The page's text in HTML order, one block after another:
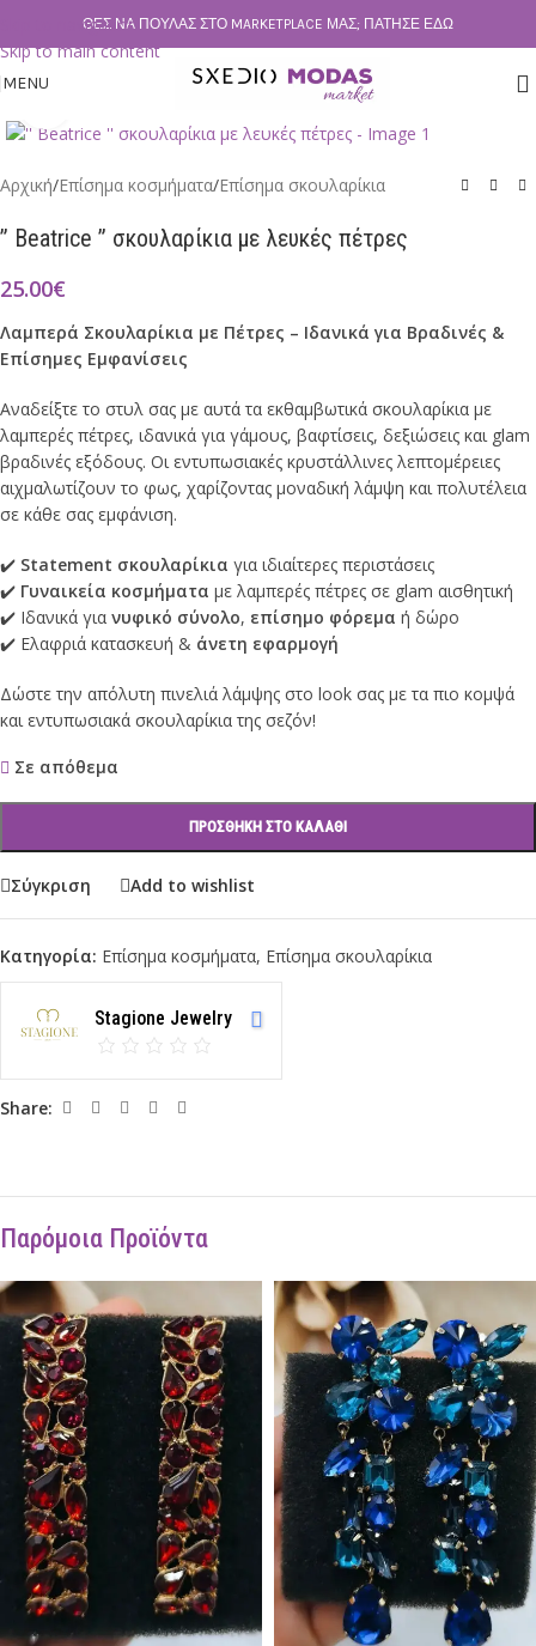
Skip to navigation
Skip to main content
ΘΕΣ ΝΑ ΠΟΥΛΆΣ ΣΤΟ MARKETPLACE ΜΑΣ; ΠΆΤΗΣΕ ΕΔΏ
MENU
Αρχική/Επίσημα κοσμήματα/Επίσημα σκουλαρίκια
” Beatrice ” σκουλαρίκια με λευκές πέτρες
25.00€
Λαμπερά Σκουλαρίκια με Πέτρες – Ιδανικά για Βραδινές &
Επίσημες Εμφανίσεις
Αναδείξτε το στυλ σας με αυτά τα εκθαμβωτικά σκουλαρίκια με
λαμπερές πέτρες, ιδανικά για γάμους, βαφτίσεις, δεξιώσεις και glam
βραδινές εξόδους. Οι εντυπωσιακές κρυστάλλινες λεπτομέρειες
αιχμαλωτίζουν το φως, χαρίζοντας μοναδική λάμψη και πολυτέλεια
σε κάθε σας εμφάνιση.
✔️ Statement σκουλαρίκια για ιδιαίτερες περιστάσεις
✔️ Γυναικεία κοσμήματα με λαμπερές πέτρες σε glam αισθητική
✔️ Ιδανικά για νυφικό σύνολο, επίσημο φόρεμα ή δώρο
✔️ Ελαφριά κατασκευή & άνετη εφαρμογή
Δώστε την απόλυτη πινελιά λάμψης στο look σας με τα πιο κομψά
και εντυπωσιακά σκουλαρίκια της σεζόν!
Σε απόθεμα
ΠΡΟΣΘΉΚΗ ΣΤΟ ΚΑΛΆΘΙ
Σύγκριση Add to wishlist
Κατηγορία: Επίσημα κοσμήματα, Επίσημα σκουλαρίκια
Stagione Jewelry
Share:
Παρόμοια Προϊόντα